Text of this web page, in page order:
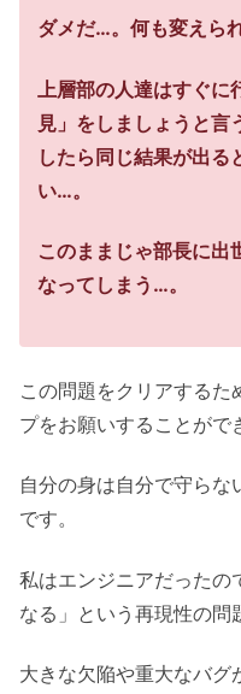
ダメだ…。何も変えら
上層部の人達はすぐ
見」をしましょうと言
したら同じ結果が出る
い…。
このままじゃ部長に出
なってしまう…。
この問題をクリアする
プをお願いすることがで
自分の身は自分で守ら
です。
私はエンジニアだったの
なる」という再現性の問
大きな欠陥や重大なバグ